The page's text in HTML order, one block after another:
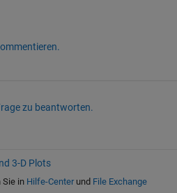
zu beantworten.
3-D Plots
Sie in Hilfe-Centerund File Exchange